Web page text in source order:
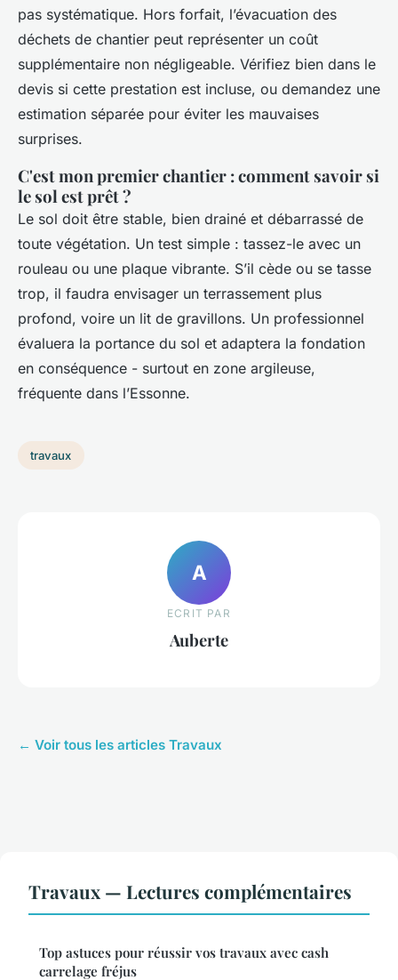
pas systématique. Hors forfait, l’évacuation des
déchets de chantier peut représenter un coût
supplémentaire non négligeable. Vérifiez bien dans le
devis si cette prestation est incluse, ou demandez une
estimation séparée pour éviter les mauvaises
surprises.
C'est mon premier chantier : comment savoir si
le sol est prêt ?
Le sol doit être stable, bien drainé et débarrassé de
toute végétation. Un test simple : tassez-le avec un
rouleau ou une plaque vibrante. S’il cède ou se tasse
trop, il faudra envisager un terrassement plus
profond, voire un lit de gravillons. Un professionnel
évaluera la portance du sol et adaptera la fondation
en conséquence - surtout en zone argileuse,
fréquente dans l’Essonne.
travaux
A
ECRIT PAR
Auberte
← Voir tous les articles Travaux
Travaux — Lectures complémentaires
Top astuces pour réussir vos travaux avec cash
carrelage fréjus